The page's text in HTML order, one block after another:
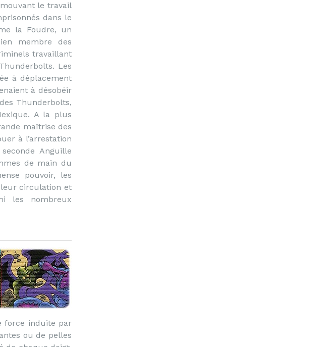
le travail
dans le
la Foudre, un
membre des
travaillant
Les
à déplacement
à désobéir
Thunderbolts,
A la plus
maîtrise des
à l’arrestation
Anguille
de main du
pouvoir, les
leur circulation et
les nombreux
force induite par
ou de pelles